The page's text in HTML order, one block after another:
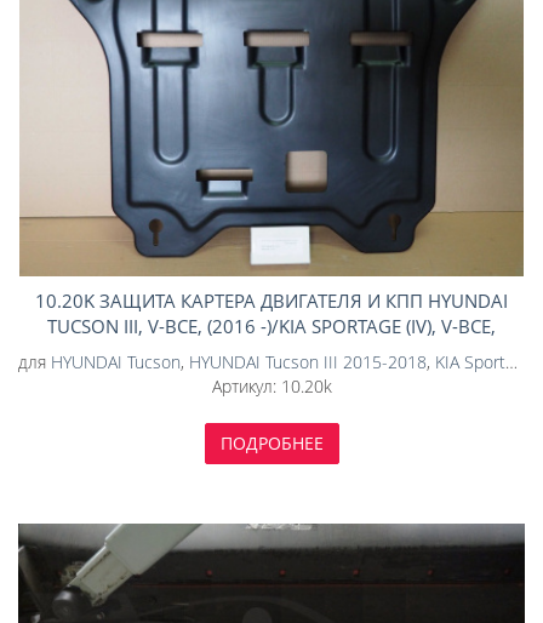
10.20K ЗАЩИТА КАРТЕРА ДВИГАТЕЛЯ И КПП HYUNDAI
TUCSON III, V-ВСЕ, (2016 -)/KIA SPORTAGE (IV), V-ВСЕ,
(2016-2021) (КОМПОЗИТ 8 ММ)
для HYUNDAI Tucson, HYUNDAI Tucson III 2015-2018, KIA Sportage
Артикул: 10.20k
ПОДРОБНЕЕ